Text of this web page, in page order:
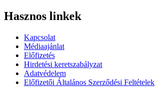
Hasznos linkek
Kapcsolat
Médiaajánlat
Előfizetés
Hirdetési keretszabályzat
Adatvédelem
Előfizetői Általános Szerződési Feltételek